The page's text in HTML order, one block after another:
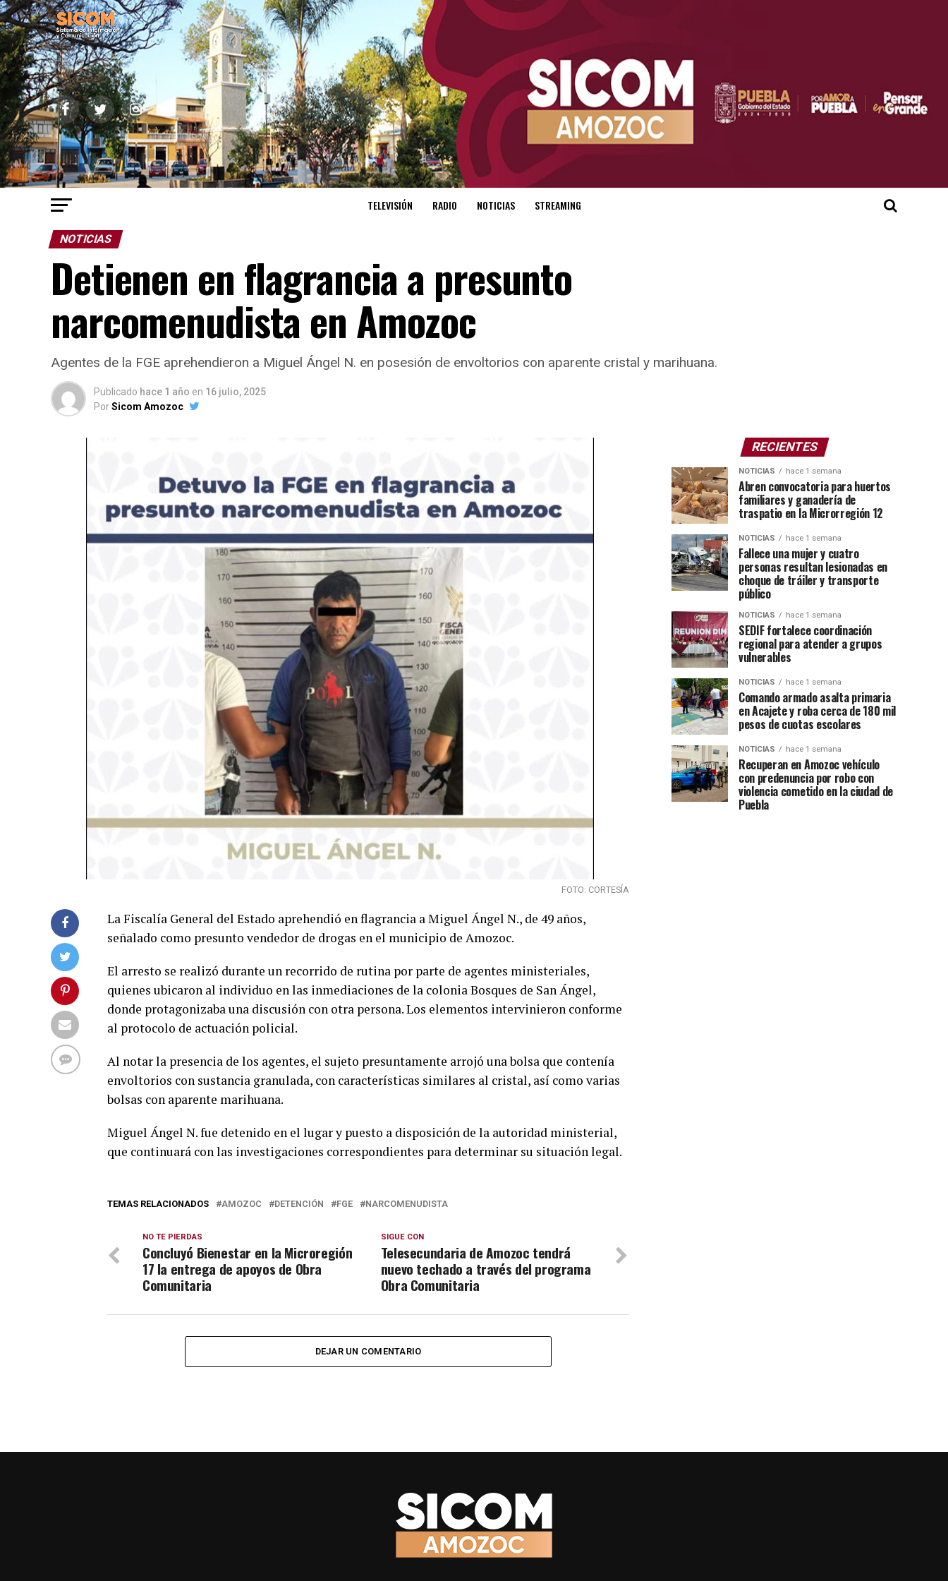
TELEVISIÓN RADIO NOTICIAS STREAMING
NOTICIAS
Detienen en flagrancia a presunto
narcomenudista en Amozoc
Agentes de la FGE aprehendieron a Miguel Ángel N. en posesión de envoltorios con aparente cristal y marihuana.
Publicado hace 1 año en 16 julio, 2025
PorSicom Amozoc
FOTO: CORTESÍA
La Fiscalía General del Estado aprehendió en flagrancia a Miguel Ángel N., de 49 años,
señalado como presunto vendedor de drogas en el municipio de Amozoc.
El arresto se realizó durante un recorrido de rutina por parte de agentes ministeriales,
quienes ubicaron al individuo en las inmediaciones de la colonia Bosques de San Ángel,
donde protagonizaba una discusión con otra persona. Los elementos intervinieron conforme
al protocolo de actuación policial.
Al notar la presencia de los agentes, el sujeto presuntamente arrojó una bolsa que contenía
envoltorios con sustancia granulada, con características similares al cristal, así como varias
bolsas con aparente marihuana.
Miguel Ángel N. fue detenido en el lugar y puesto a disposición de la autoridad ministerial,
que continuará con las investigaciones correspondientes para determinar su situación legal.
TEMAS RELACIONADOS AMOZOC DETENCIÓN FGE NARCOMENUDISTA
SIGUE CON
Telesecundaria de Amozoc tendrá
nuevo techado a través del programa
Obra Comunitaria
NO TE PIERDAS
Concluyó Bienestar en la Microregión
17 la entrega de apoyos de Obra
Comunitaria
DEJAR UN COMENTARIO
RECIENTES
NOTICIAS hace 1 semana
Abren convocatoria para huertos
familiares y ganadería de
traspatio en la Microrregión 12
NOTICIAS hace 1 semana
Fallece una mujer y cuatro
personas resultan lesionadas en
choque de tráiler y transporte
público
NOTICIAS hace 1 semana
SEDIF fortalece coordinación
regional para atender a grupos
vulnerables
NOTICIAS hace 1 semana
Comando armado asalta primaria
en Acajete y roba cerca de 180 mil
pesos de cuotas escolares
NOTICIAS hace 1 semana
Recuperan en Amozoc vehículo
con predenuncia por robo con
violencia cometido en la ciudad de
Puebla